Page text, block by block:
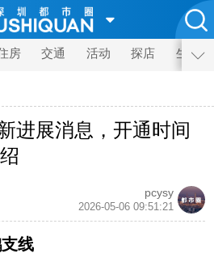
房 交通 活动 探店 生活
进展消息，开通时间
pcysy
2026-05-06 09:51:21
线